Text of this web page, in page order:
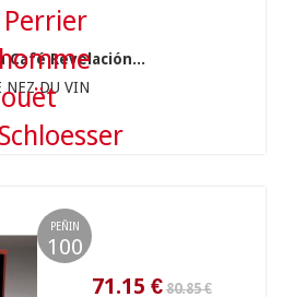
Café Revelación...
NEZ DU VIN
PEÑIN
100
71.15